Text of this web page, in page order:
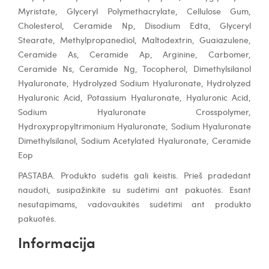
Myristate, Glyceryl Polymethacrylate, Cellulose Gum,
Cholesterol, Ceramide Np, Disodium Edta, Glyceryl
Stearate, Methylpropanediol, Maltodextrin, Guaiazulene,
Ceramide As, Ceramide Ap, Arginine, Carbomer,
Ceramide Ns, Ceramide Ng, Tocopherol, Dimethylsilanol
Hyaluronate, Hydrolyzed Sodium Hyaluronate, Hydrolyzed
Hyaluronic Acid, Potassium Hyaluronate, Hyaluronic Acid,
Sodium Hyaluronate Crosspolymer,
Hydroxypropyltrimonium Hyaluronate, Sodium Hyaluronate
Dimethylsilanol, Sodium Acetylated Hyaluronate, Ceramide
Eop
PASTABA. Produkto sudėtis gali keistis. Prieš pradedant
naudoti, susipažinkite su sudėtimi ant pakuotės. Esant
nesutapimams, vadovaukitės sudėtimi ant produkto
pakuotės.
Informacija